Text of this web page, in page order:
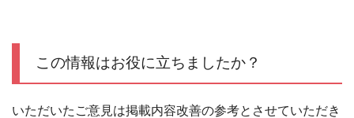
この情報はお役に立ちましたか？
いただいたご意見は掲載内容改善の参考とさせていただき